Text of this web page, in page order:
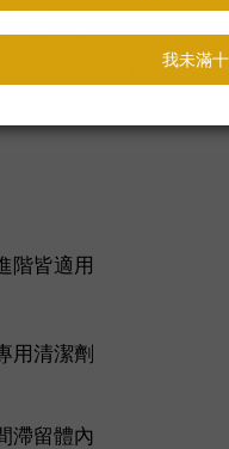
G 點
與氛圍感
階皆適用
用清潔劑
滯留體內